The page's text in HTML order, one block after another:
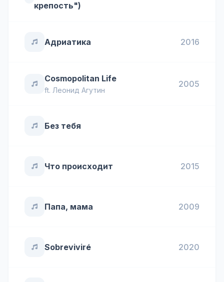
крепость")
Адриатика 2016
Cosmopolitan Life
ft. Леонид Агутин
2005
Без тебя
Что происходит 2015
Папа, мама 2009
Sobreviviré 2020